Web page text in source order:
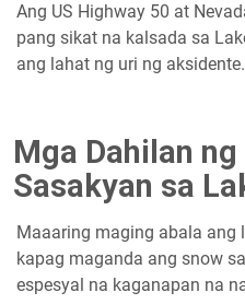
Ang US Highway 50 at
pang sikat na kalsada sa
ang lahat ng uri ng aksidente.
Mga Dahilan
Sasakyan sa
Maaaring maging abala ang
kapag maganda ang snow
espesyal na kaganapan na